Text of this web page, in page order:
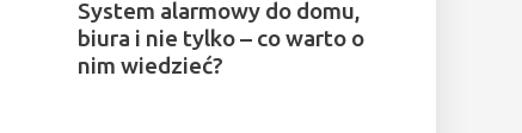
System alarmowy do domu,
biura i nie tylko – co warto o
nim wiedzieć?